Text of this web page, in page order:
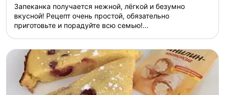
Запеканка получается нежной, лёгкой и безумно
вкусной! Рецепт очень простой, обязательно
приготовьте и порадуйте всю семью!...